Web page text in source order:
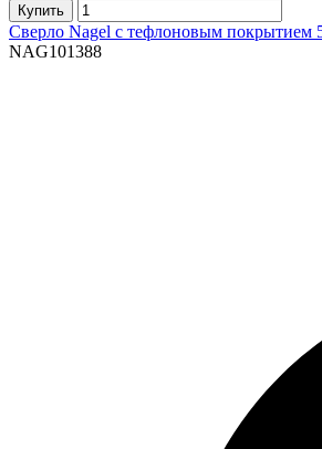
Купить
Сверло Nagel с тефлоновым покрытием
NAG101388